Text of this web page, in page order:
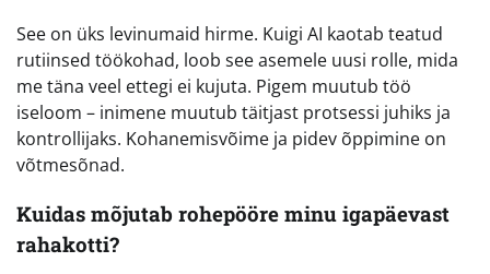
See on üks levinumaid hirme. Kuigi AI kaotab teatud
rutiinsed töökohad, loob see asemele uusi rolle, mida
me täna veel ettegi ei kujuta. Pigem muutub töö
iseloom – inimene muutub täitjast protsessi juhiks ja
kontrollijaks. Kohanemisvõime ja pidev õppimine on
võtmesõnad.
Kuidas mõjutab rohepööre minu igapäevast
rahakotti?